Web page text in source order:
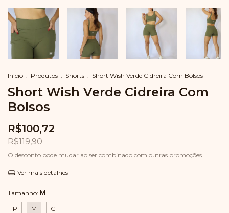
Início . Produtos . Shorts . Short Wish Verde Cidreira Com Bolsos
Short Wish Verde Cidreira Com
Bolsos
R$100,72
R$119,90
O desconto pode mudar ao ser combinado com outras promoções.
Ver mais detalhes
Tamanho: M
P M G